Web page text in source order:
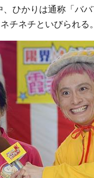
ひかりは通称「バ
チネチといびられる。